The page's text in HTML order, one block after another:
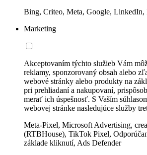
Bing, Criteo, Meta, Google, LinkedIn,
Marketing
Akceptovaním týchto služieb Vám
reklamy, sponzorovaný obsah alebo
webové stránky alebo produkty na
pri prehliadaní a nakupovaní,
merať ich úspešnosť. S Vaším
webovej stránke nasledujúce služby
Meta-Pixel, Microsoft Advertising,
(RTBHouse), TikTok Pixel,
základe kliknutí, Ads Defender